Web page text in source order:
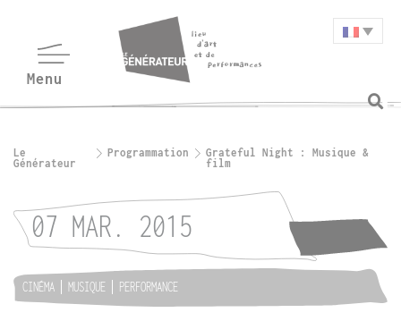
Le
Générateur
Programmation
Grateful Night : Musique &
film
07 MAR. 2015
CINÉMA MUSIQUE PERFORMANCE